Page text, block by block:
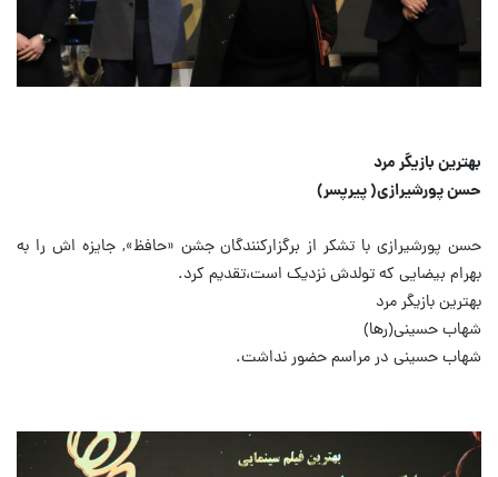
بهترین بازیگر مرد
حسن پورشیرازی( پیرپسر)
حسن پورشیرازی با تشکر از برگزارکنندگان جشن «حافظ», جایزه اش را به
بهرام بیضایی که تولدش نزدیک است،تقدیم کرد.
بهترین بازیگر مرد
شهاب حسینی(رها)
شهاب حسینی در مراسم حضور نداشت.